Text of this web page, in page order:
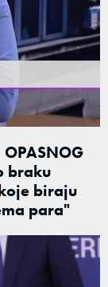
braku
biraju
para"